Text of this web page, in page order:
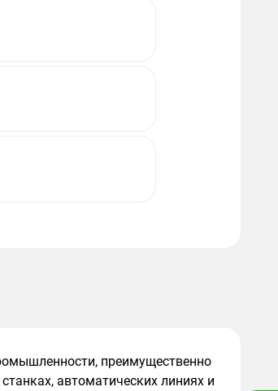
преимущественно
автоматических линиях и